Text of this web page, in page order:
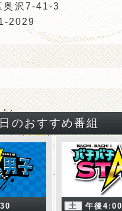
奥沢7-41-3
2029
のおすすめ番組
土 午後4:00